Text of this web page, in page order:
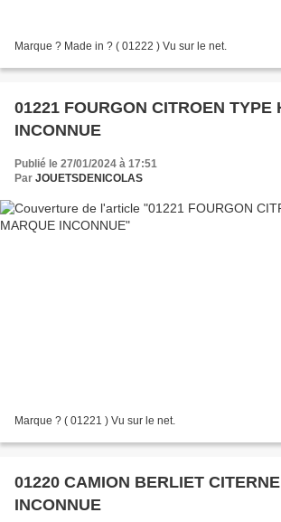
Marque ? Made in ? ( 01222 ) Vu sur le net.
01221 FOURGON CITROEN TYPE
INCONNUE
Publié le 27/01/2024 à 17:51
Par JOUETSDENICOLAS
Marque ? ( 01221 ) Vu sur le net.
01220 CAMION BERLIET
INCONNUE